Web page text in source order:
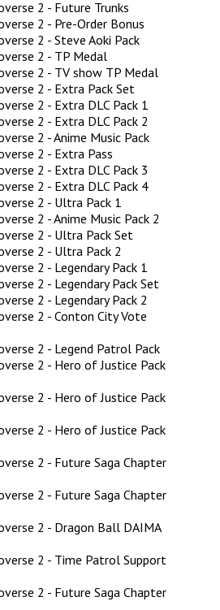
2 - Future Trunks
2 - Pre-Order Bonus
2 - Steve Aoki Pack
2 - TP Medal
2 - TV show TP Medal
2 - Extra Pack Set
2 - Extra DLC Pack 1
2 - Extra DLC Pack 2
2 - Anime Music Pack
2 - Extra Pass
2 - Extra DLC Pack 3
2 - Extra DLC Pack 4
2 - Ultra Pack 1
2 - Anime Music Pack 2
2 - Ultra Pack Set
2 - Ultra Pack 2
2 - Legendary Pack 1
2 - Legendary Pack Set
2 - Legendary Pack 2
2 - Conton City Vote
2 - Legend Patrol Pack
2 - Hero of Justice Pack
2 - Hero of Justice Pack
2 - Hero of Justice Pack
2 - Future Saga Chapter
2 - Future Saga Chapter
2 - Dragon Ball DAIMA
2 - Time Patrol Support
2 - Future Saga Chapter